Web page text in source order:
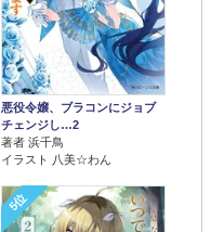
悪役令嬢、ブラコンにジョブ
チェンジし…2
著者 浜千鳥
イラスト 八美☆わん
5位